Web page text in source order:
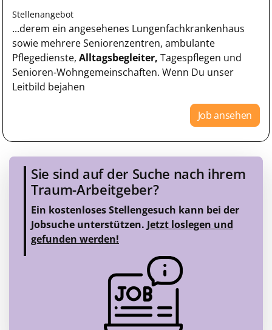
Stellenangebot
...derem ein angesehenes Lungenfachkrankenhaus
sowie mehrere Seniorenzentren, ambulante
Pflegedienste, Alltagsbegleiter, Tagespflegen und
Senioren-Wohngemeinschaften. Wenn Du unser
Leitbild bejahen
Job ansehen
Sie sind auf der Suche nach ihrem
Traum-Arbeitgeber?
Ein kostenloses Stellengesuch kann bei der
Jobsuche unterstützen. Jetzt loslegen und
gefunden werden!